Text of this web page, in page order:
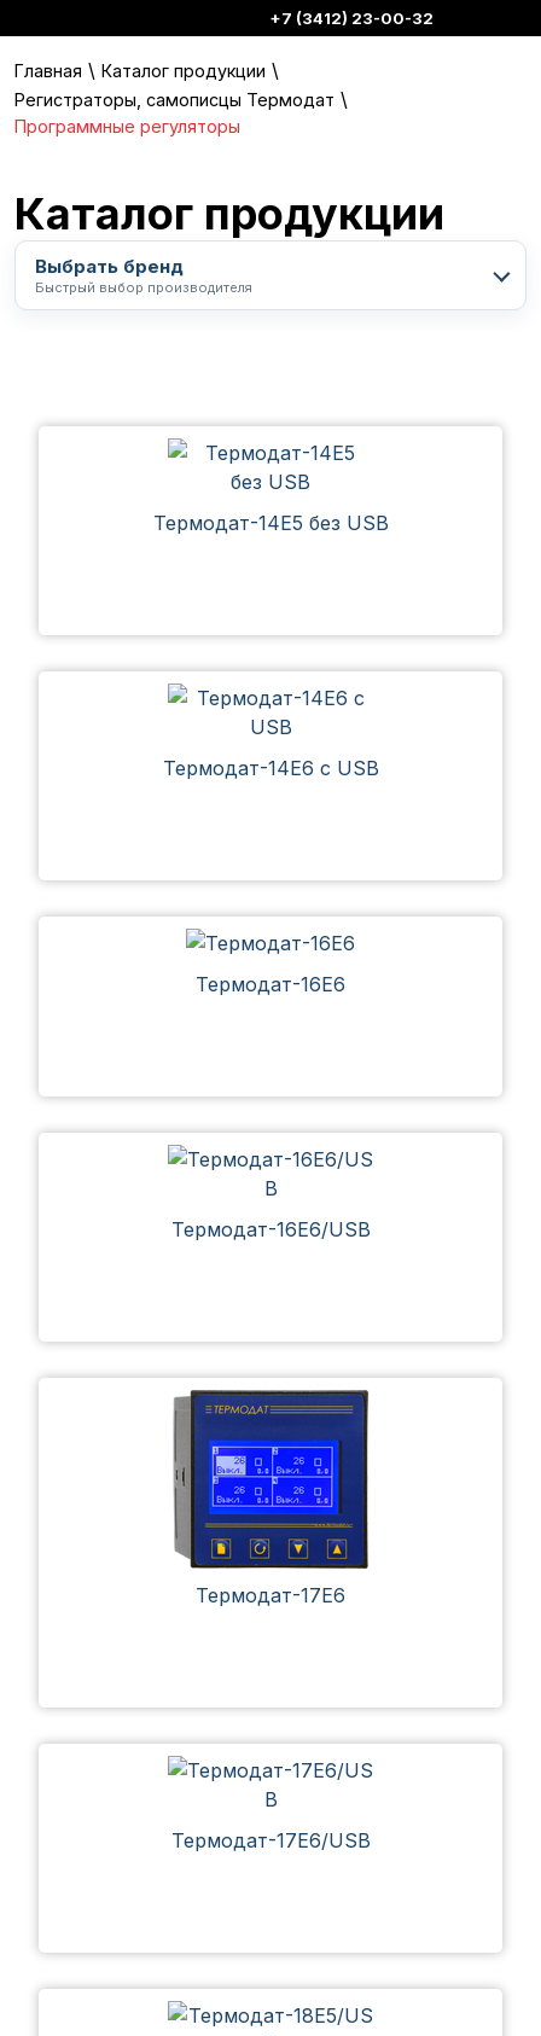
+7 (3412) 23-00-32
Главная \ Каталог продукции \
Регистраторы, самописцы Термодат \
Программные регуляторы
Каталог продукции
Выбрать бренд
Быстрый выбор производителя
Термодат-14Е5 без USB
Термодат-14Е6 с USB
Термодат-16Е6
Термодат-16Е6/USB
Термодат-17Е6
Термодат-17Е6/USB